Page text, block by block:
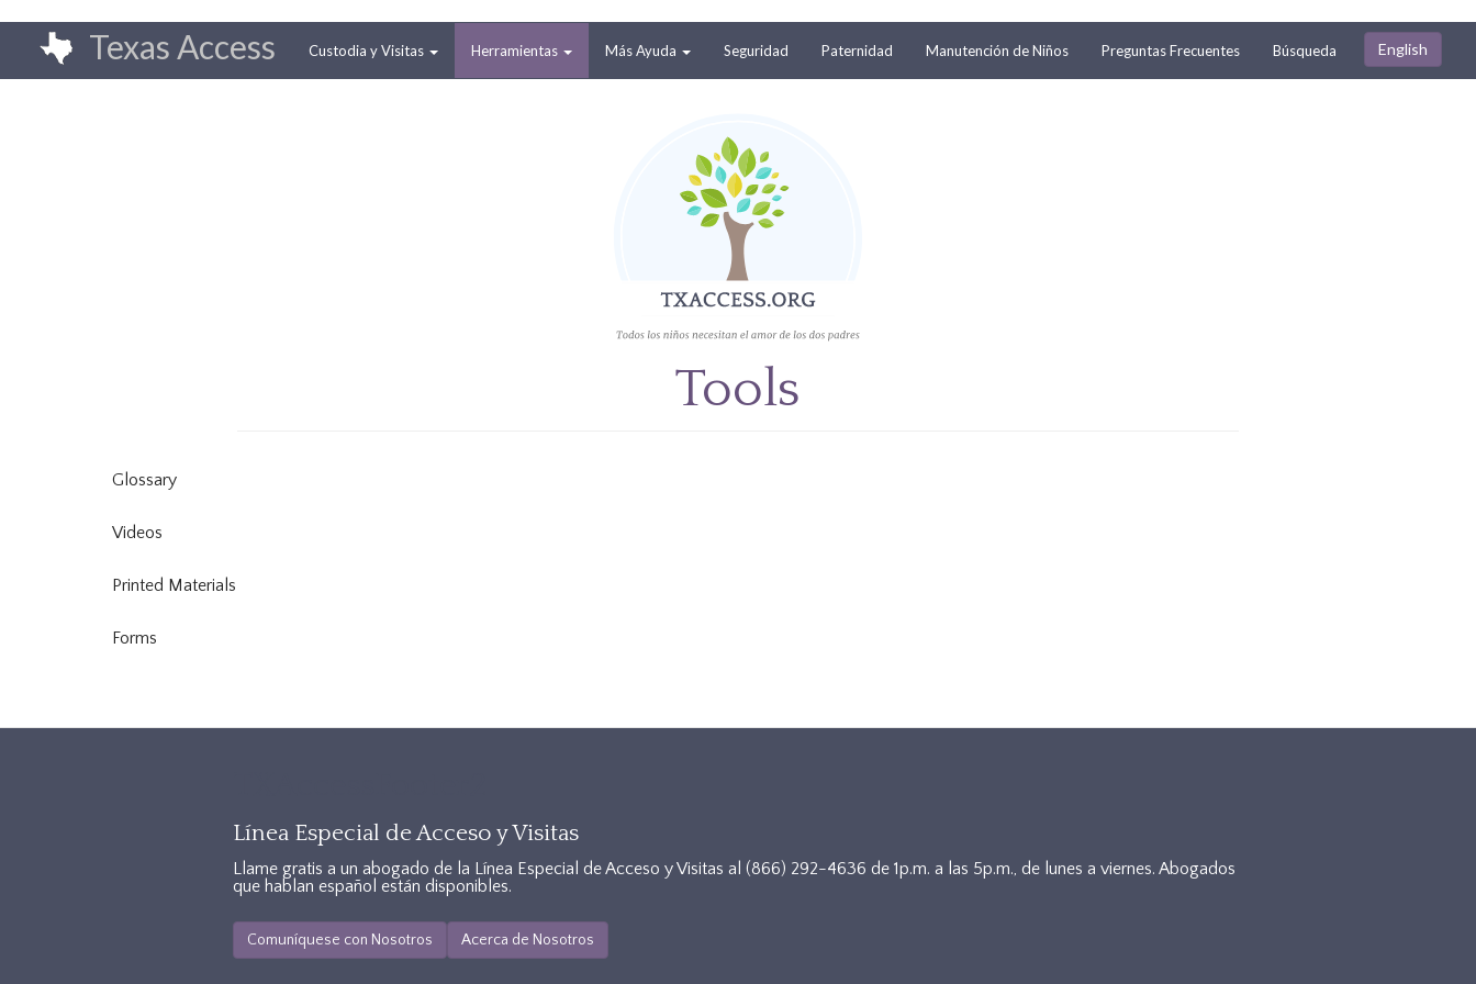
contenido
principal
Texas Access
Main
navigation
Custodia y Visitas Herramientas Más Ayuda Seguridad Paternidad Manutención de Niños Preguntas Frecuentes Búsqueda English
Tools
Glossary
Videos
Printed Materials
Forms
Línea Especial de Acceso y Visitas
Llame gratis a un abogado de la Línea Especial de Acceso y Visitas al(866) 292-4636 de 1p.m. a las 5p.m., de lunes a viernes. Abogados
que hablan español están disponibles.
Comuníquese con Nosotros Acerca de Nosotros